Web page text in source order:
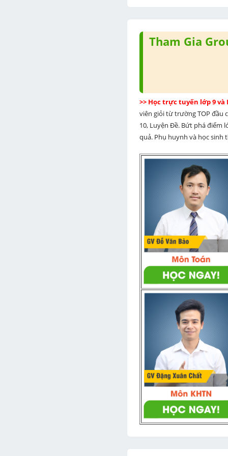
Tham Gia
>> Học trực tuyến lớp 9
viên giỏi từ trường TOP đầu
10, Luyện Đề. Bứt phá điểm
quả. Phụ huynh và học sinh